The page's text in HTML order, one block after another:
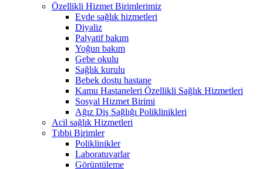
Özellikli Hizmet Birimlerimiz
Evde sağlık hizmetleri
Diyaliz
Palyatif bakım
Yoğun bakım
Gebe okulu
Sağlık kurulu
Bebek dostu hastane
Kamu Hastaneleri Özellikli Sağlık Hizmetleri
Sosyal Hizmet Birimi
Ağız Diş Sağlığı Poliklinikleri
Acil sağlık Hizmetleri
Tıbbi Birimler
Poliklinikler
Laboratuvarlar
Görüntüleme